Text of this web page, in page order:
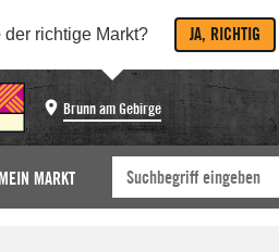
der richtige Markt? JA, RICHTIG
Brunn am Gebirge
MARKT